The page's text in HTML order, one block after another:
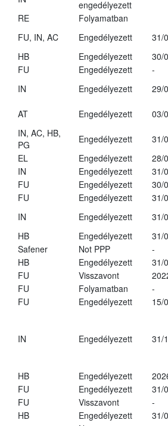
engedélyezett
RE
Folyamatban
FU, IN, AC Engedélyezett
31/
HB Engedélyezett
30/
FU Engedélyezett
-
IN Engedélyezett
29/
AT Engedélyezett
03/
IN, AC, HB,
PG
Engedélyezett
31/
EL Engedélyezett
28/
IN Engedélyezett
31/
FU Engedélyezett
30/
FU Engedélyezett
31/
IN Engedélyezett
31/
HB Engedélyezett
31/
Safener Not PPP
-
HB Engedélyezett
31/
FU Visszavont
FU Folyamatban
-
FU Engedélyezett
15/
IN Engedélyezett 31/
HB Engedélyezett
FU Engedélyezett
31/
FU Visszavont
-
HB Engedélyezett
31/